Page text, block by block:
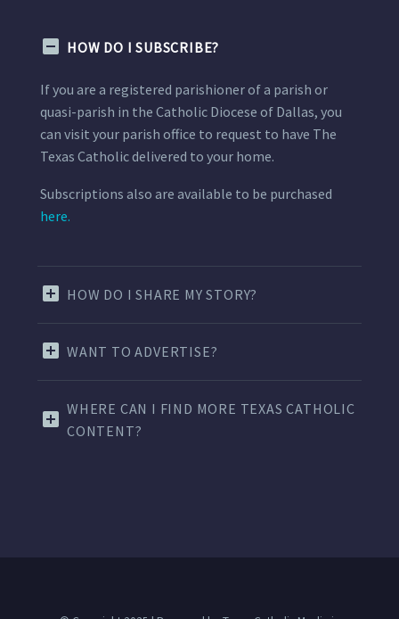
HOW DO I SUBSCRIBE?
If you are a registered parishioner of a parish or
quasi-parish in the Catholic Diocese of Dallas, you
can visit your parish office to request to have The
Texas Catholic delivered to your home.
Subscriptions also are available to be purchased
here.
HOW DO I SHARE MY STORY?
WANT TO ADVERTISE?
WHERE CAN I FIND MORE TEXAS CATHOLIC
CONTENT?